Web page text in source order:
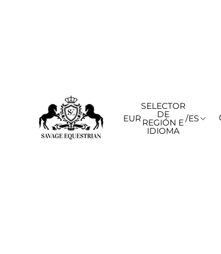
EUR
SELECTOR
DE
REGIÓN E
IDIOMA
/ES